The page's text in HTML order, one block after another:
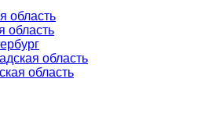
область
область
область
область